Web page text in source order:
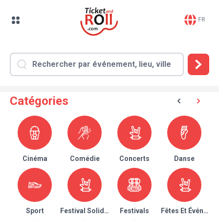
FR
Catégories
Cinéma Comédie Concerts Danse
Sport Festival Solidaire Festivals Fêtes Et